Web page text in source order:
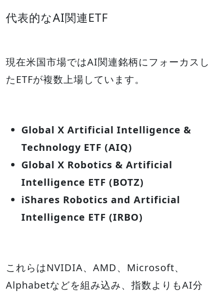
代表的なAI関連ETF
現在米国市場ではAI関連銘柄にフォーカスし
たETFが複数上場しています。
Global X Artificial Intelligence &
Technology ETF (AIQ)
Global X Robotics & Artificial
Intelligence ETF (BOTZ)
iShares Robotics and Artificial
Intelligence ETF (IRBO)
これらはNVIDIA、AMD、Microsoft、
Alphabetなどを組み込み、指数よりもAI分